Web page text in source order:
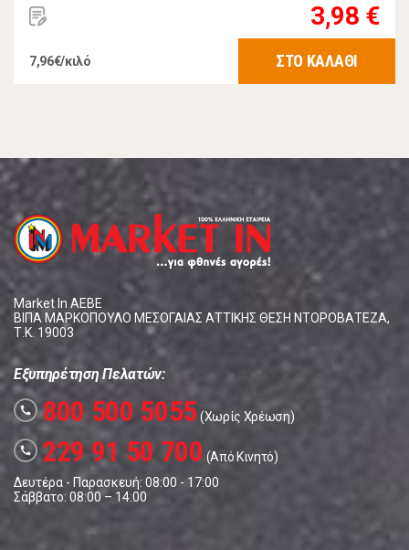
3,98 €
7,96€/κιλό ΣΤΟ ΚΑΛΑΘΙ
Market In ΑΕΒΕ
ΒΙΠΑ ΜΑΡΚΟΠΟΥΛΟ ΜΕΣΟΓΑΙΑΣ ΑΤΤΙΚΗΣ ΘΕΣΗ ΝΤΟΡΟΒΑΤΕΖΑ,
Τ.Κ. 19003
Εξυπηρέτηση Πελατών:
call 800 500 5055(Χωρίς Χρέωση)
call 229 91 50 700 (Από Κινητό)
Δευτέρα - Παρασκευή: 08:00 - 17:00
Σάββατο: 08:00 – 14:00